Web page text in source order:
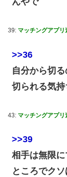
39: マッチングアプリ
>>36
自分から切
切られる気
43: マッチングアプリ
>>39
相手は無限
ところでク